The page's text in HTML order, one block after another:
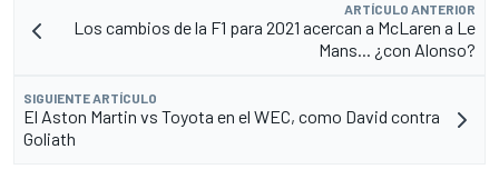
ARTÍCULO ANTERIOR
Los cambios de la F1 para 2021 acercan a McLaren a Le
Mans... ¿con Alonso?
SIGUIENTE ARTÍCULO
El Aston Martin vs Toyota en el WEC, como David contra
Goliath